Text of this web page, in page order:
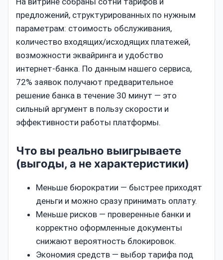
предложений, структурированных по нужным
параметрам: стоимость обслуживания,
количество входящих/исходящих платежей,
возможности эквайринга и удобство
интернет‑банка. По данным нашего сервиса,
72% заявок получают предварительное
решение банка в течение 30 минут — это
сильный аргумент в пользу скорости и
эффективности работы платформы.
Что вы реально выигрываете
(выгоды, а не характеристики)
Меньше бюрократии — быстрее приходят
деньги и можно сразу принимать оплату.
Меньше рисков — проверенные банки и
корректно оформленные документы
снижают вероятность блокировок.
Экономия средств — выбор тарифа под